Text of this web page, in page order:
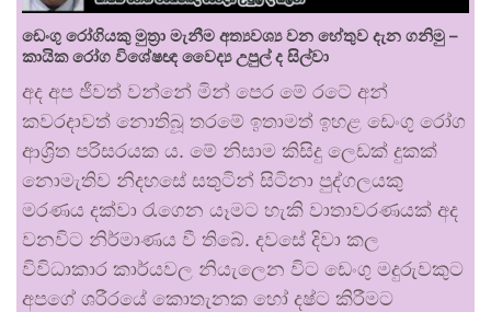
ඩෙංගු රෝගියකු ⁣මුත්‍රා මැනීම අත්‍යවශ්‍ය වන හේතුව දැන ගනිමු –
කායික රෝග විශේෂඥ වෛද්‍ය උපුල් ද සිල්වා
අද අප ජීවත් වන්නේ මින් පෙර මේ රටේ අන්
කවරදාවත් නොතිබූ තරමේ ඉතාමත් ඉහළ ඩෙංගු රෝග
ආශ්‍රිත පරිසරයක ය. මේ නිසාම කිසිදු ලෙඩක් දුකක්
නොමැතිව නිදහසේ සතුටින් සිටිනා පුද්ගලයකු
මරණය දක්වා රැගෙන යෑමට හැකි වාතාවරණයක් අද
වනවිට නිර්මාණය වී තිබේ. දවසේ දිවා කල
විවිධාකාර කාර්යවල නියැලෙන විට ඩෙංගු මදුරුවකුට
අපගේ ශරීරයේ කොතැනක හෝ දෂ්ට කිරීමට